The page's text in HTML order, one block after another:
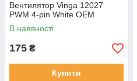
Вентилятор Vinga 12027
PWM 4-pin White ОЕМ
В наявності
175 ₴
Купити